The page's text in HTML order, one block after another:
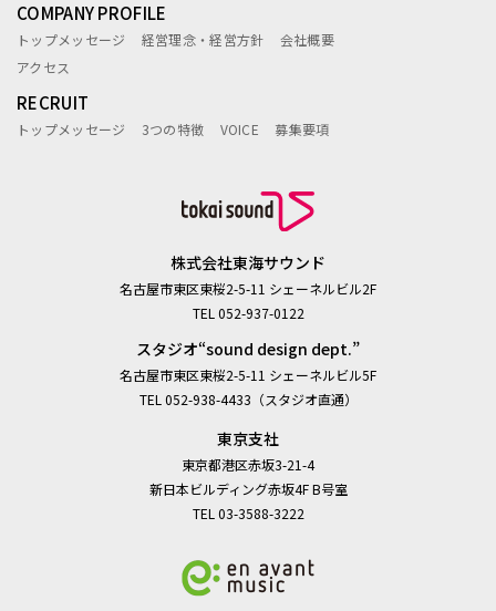
COMPANY PROFILE
トップメッセージ 経営理念・経営方針
会社概要
アクセス
RECRUIT
トップメッセージ 3つの特徴 VOICE 募集要項
株式会社東海サウンド
名古屋市東区東桜2-5-11 シェーネルビル2F
TEL 052-937-0122
スタジオ“sound design dept.”
名古屋市東区東桜2-5-11 シェーネルビル5F
TEL 052-938-4433（スタジオ直通）
東京支社
東京都港区赤坂3-21-4
新日本ビルディング赤坂4F B号室
TEL 03-3588-3222